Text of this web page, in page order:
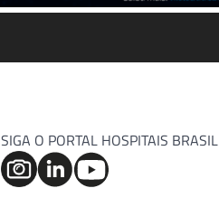
SIGA O PORTAL HOSPITAIS BRASIL